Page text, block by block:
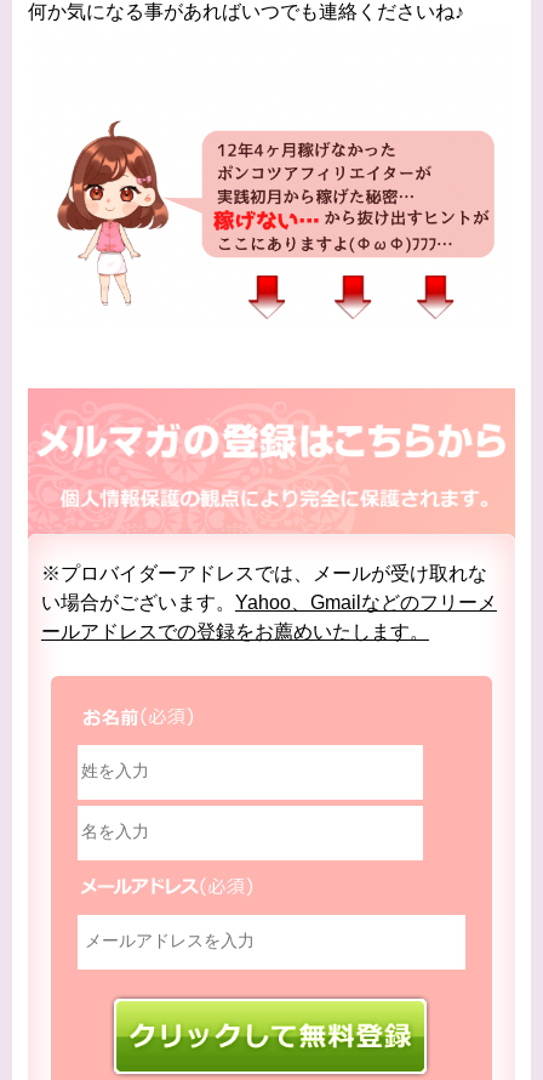
何か気になる事があればいつでも連絡くださいね♪
※プロバイダーアドレスでは、メールが受け取れな
い場合がございます。 Yahoo、Gmailなどのフリーメ
ールアドレスでの登録をお薦めいたします。